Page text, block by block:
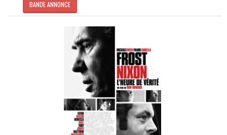
BANDE ANNONCE